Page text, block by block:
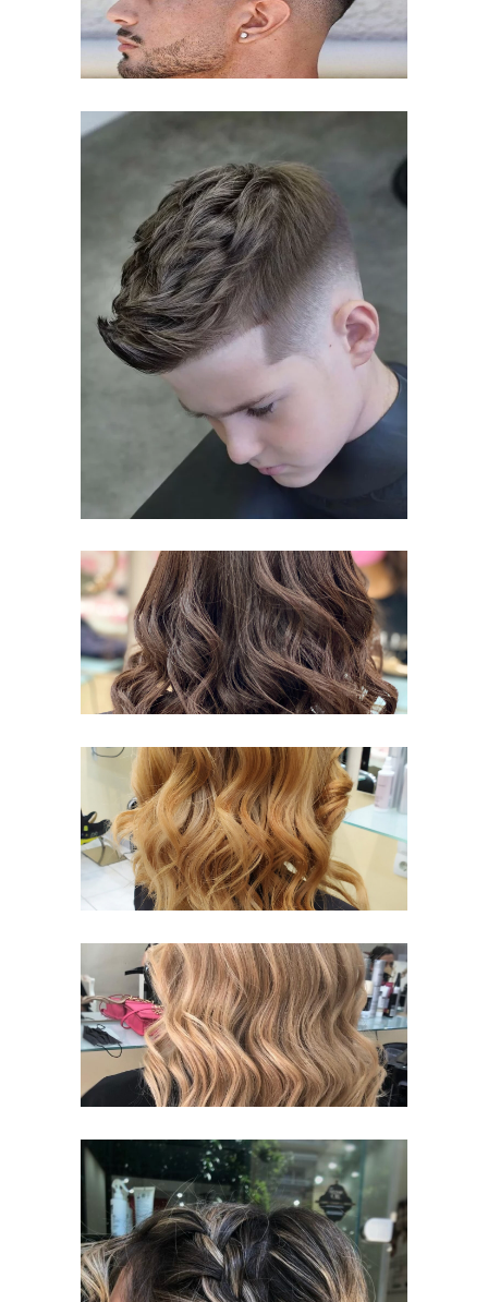
ΚΟΎΡΕΜΑ,
ΚΑΛΛΙΘΈΑ
ΠΑΙΔΙΚΌ
ΚΟΎΡΕΜΑ,
ΚΑΛΛΙΘΈΑ
ΚΟΎΡΕΜΑ
ΓΥΝΑΙΚΕΊΟ
ΚΟΎΡΕΜΑ,
ΚΑΛΛΙΘΈΑ
ΚΟΝΤΌ
ΧΤΈΝΙΣΜΑ,
ΚΑΛΛΙΘΈΑ
ΜΑΚΡΎ
ΧΤΈΝΙΣΜΑ,
ΚΑΛΛΙΘΈΑ